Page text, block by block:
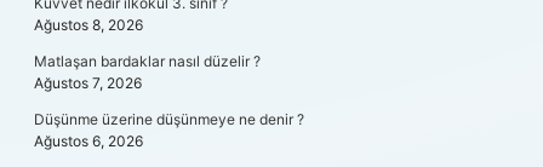
Ağustos 8, 2026
Matlaşan bardaklar nasıl düzelir ?
Ağustos 7, 2026
Düşünme üzerine düşünmeye ne denir ?
Ağustos 6, 2026